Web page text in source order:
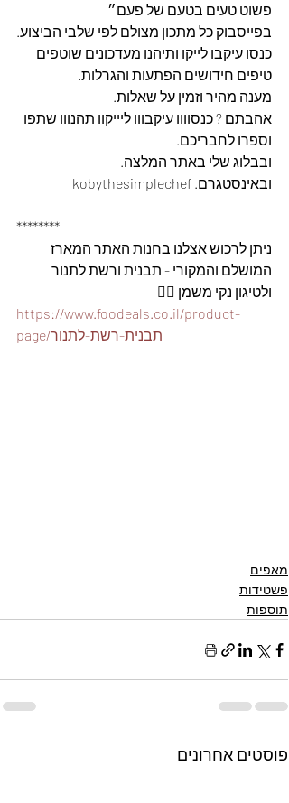
פשוט טעים בטעם של פעם״
בפייסבוק כל מתכון מצולם לפי שלבי הביצוע.
כנסו עיקבו לייקו ותיהנו מעדכונים שוטפים
טיפים חידושים הפתעות והגרלות.
מענה מהיר וזמין על שאלות.
אהבתם ? כנסוווו עיקבווו ליייקוו תהנווו שתפו
וספרו לחבריכם.
ובבלוג שלי באתר המלצה.
ובאינסטגרם. kobythesimplechef
********
ניתן לרכוש אצלנו בחנות האתר המארז
המושלם והמקורי - תבנית ורשת לתנור
ולטיגון נקי משמן 👇🏽
https://www.foodeals.co.il/product-
page/תבנית-רשת-לתנור
מאפים
פשטידות
תוספות
פוסטים אחרונים